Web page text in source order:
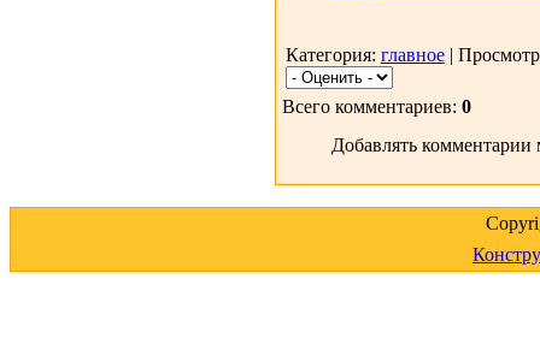
Категория: главное|
Всего комментариев: 0
Добавлять комментарии